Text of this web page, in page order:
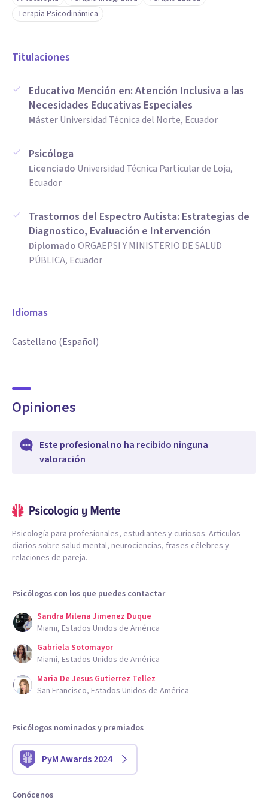
Terapia Psicodinámica
Titulaciones
Educativo Mención en: Atención Inclusiva a las
Necesidades Educativas Especiales
MásterUniversidad Técnica del Norte, Ecuador
Psicóloga
Licenciado Universidad Técnica Particular de Loja,
Ecuador
Trastornos del Espectro Autista: Estrategias de
Diagnostico, Evaluación e Intervención
DiplomadoORGAEPSI Y MINISTERIO DE SALUD
PÚBLICA, Ecuador
Idiomas
Castellano (Español)
Opiniones
Este profesional no ha recibido ninguna
valoración
Psicología para profesionales, estudiantes y curiosos. Artículos
diarios sobre salud mental, neurociencias, frases célebres y
relaciones de pareja.
Psicólogos con los que puedes contactar
Sandra Milena Jimenez Duque
Miami, Estados Unidos de América
Gabriela Sotomayor
Miami, Estados Unidos de América
Maria De Jesus Gutierrez Tellez
San Francisco, Estados Unidos de América
Psicólogos nominados y premiados
PyM Awards 2024
Conócenos